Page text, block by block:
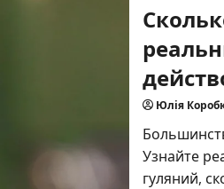
Юлія
Узнайте
гуляний,